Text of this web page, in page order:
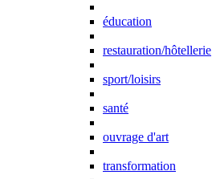
éducation
restauration/hôtellerie
sport/loisirs
santé
ouvrage d'art
transformation